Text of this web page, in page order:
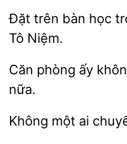
Đặt trên bàn học
Căn phòng
nữa.
một ai